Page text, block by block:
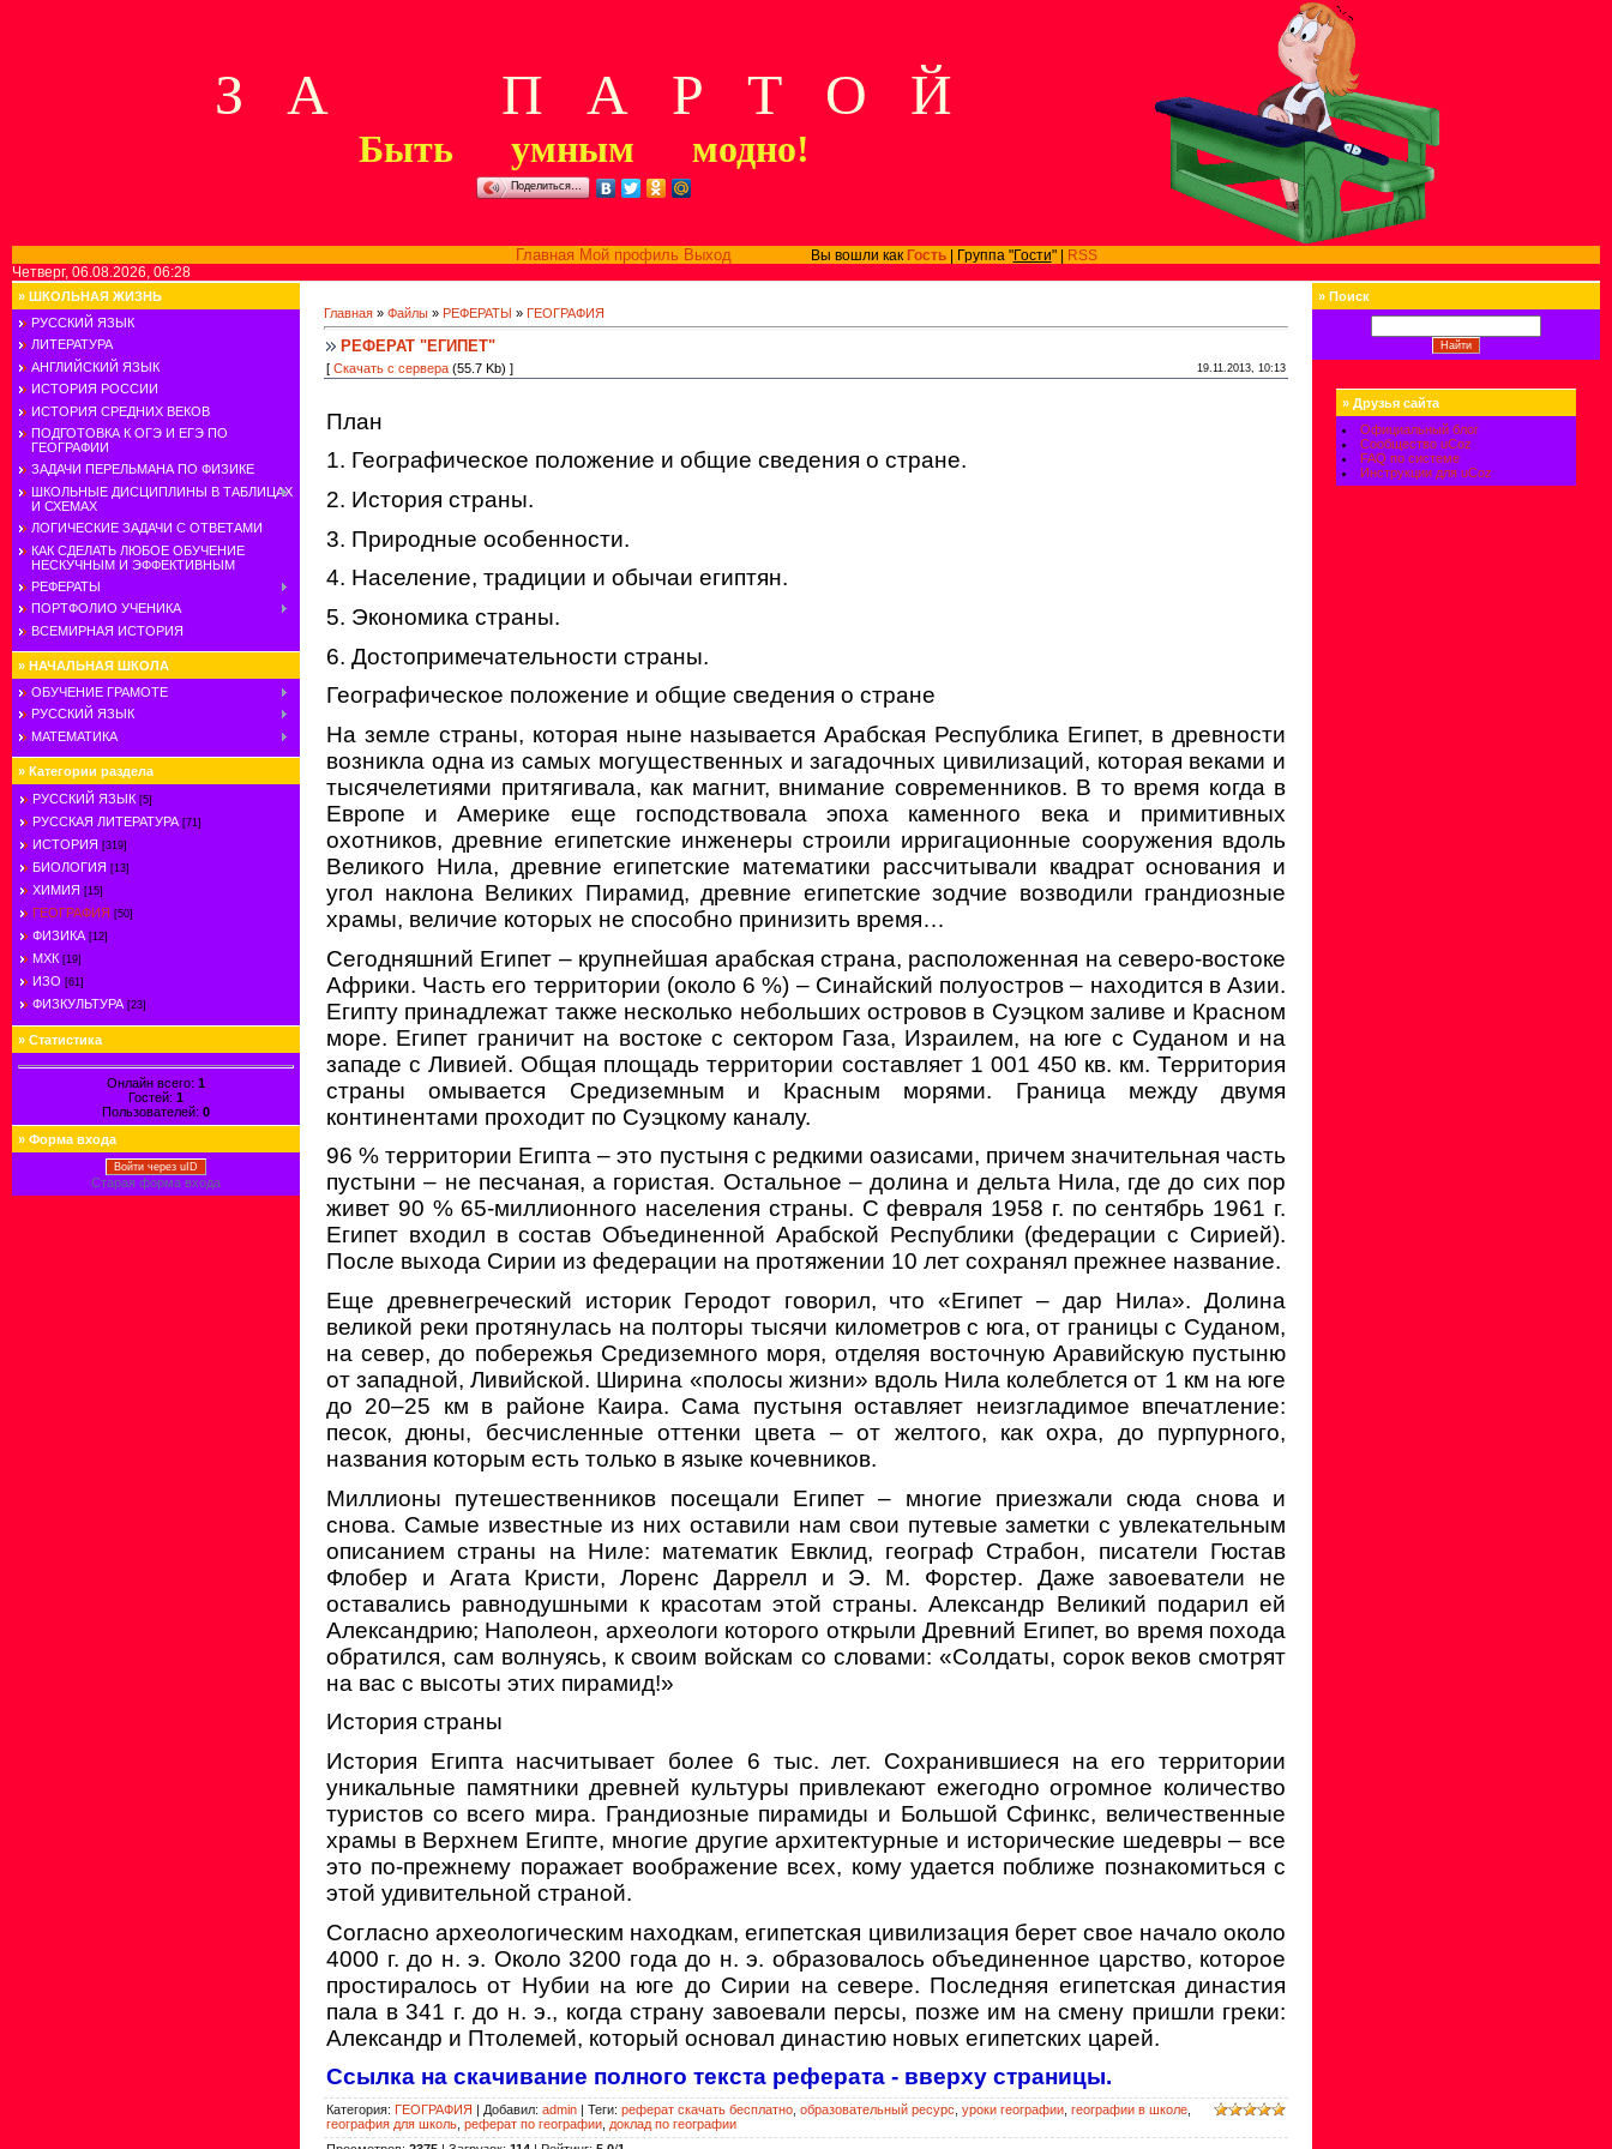
З А П А Р Т О Й
Быть умным модно!
Поделиться…
Главная Мой профиль ВыходВы вошли как Гость| Группа "Гости" |
RSS
Четверг, 06.08.2026, 06:28
» ШКОЛЬНАЯ ЖИЗНЬ
РУССКИЙ ЯЗЫК
ЛИТЕРАТУРА
АНГЛИЙСКИЙ ЯЗЫК
ИСТОРИЯ РОССИИ
ИСТОРИЯ СРЕДНИХ ВЕКОВ
ПОДГОТОВКА К ОГЭ И ЕГЭ ПО
ГЕОГРАФИИ
ЗАДАЧИ ПЕРЕЛЬМАНА ПО ФИЗИКЕ
ШКОЛЬНЫЕ ДИСЦИПЛИНЫ В ТАБЛИЦАХ
И СХЕМАХ
ЛОГИЧЕСКИЕ ЗАДАЧИ С ОТВЕТАМИ
КАК СДЕЛАТЬ ЛЮБОЕ ОБУЧЕНИЕ
НЕСКУЧНЫМ И ЭФФЕКТИВНЫМ
РЕФЕРАТЫ
ПОРТФОЛИО УЧЕНИКА
ВСЕМИРНАЯ ИСТОРИЯ
» НАЧАЛЬНАЯ ШКОЛА
ОБУЧЕНИЕ ГРАМОТЕ
РУССКИЙ ЯЗЫК
МАТЕМАТИКА
» Категории раздела
РУССКИЙ ЯЗЫК [5]
РУССКАЯ ЛИТЕРАТУРА [71]
ИСТОРИЯ [319]
БИОЛОГИЯ [13]
ХИМИЯ [15]
ГЕОГРАФИЯ [50]
ФИЗИКА [12]
МХК [19]
ИЗО [61]
ФИЗКУЛЬТУРА [23]
» Статистика
Онлайн всего: 1
Гостей: 1
Пользователей: 0
» Форма входа
Войти через uID
Старая форма входа
Главная » Файлы » РЕФЕРАТЫ » ГЕОГРАФИЯ
РЕФЕРАТ "ЕГИПЕТ"
[ Скачать с сервера (55.7 Kb) ] 19.11.2013, 10:13
План
1. Географическое положение и общие сведения о стране.
2. История страны.
3. Природные особенности.
4. Население, традиции и обычаи египтян.
5. Экономика страны.
6. Достопримечательности страны.
Географическое положение и общие сведения о стране
На земле страны, которая ныне называется Арабская Республика Египет, в древности
возникла одна из самых могущественных и загадочных цивилизаций, которая веками и
тысячелетиями притягивала, как магнит, внимание современников. В то время когда в
Европе и Америке еще господствовала эпоха каменного века и примитивных
охотников, древние египетские инженеры строили ирригационные сооружения вдоль
Великого Нила, древние египетские математики рассчитывали квадрат основания и
угол наклона Великих Пирамид, древние египетские зодчие возводили грандиозные
храмы, величие которых не способно принизить время…
Сегодняшний Египет – крупнейшая арабская страна, расположенная на северо-востоке
Африки. Часть его территории (около 6 %) – Синайский полуостров – находится в Азии.
Египту принадлежат также несколько небольших островов в Суэцком заливе и Красном
море. Египет граничит на востоке с сектором Газа, Израилем, на юге с Суданом и на
западе с Ливией. Общая площадь территории составляет 1 001 450 кв. км. Территория
страны омывается Средиземным и Красным морями. Граница между двумя
континентами проходит по Суэцкому каналу.
96 % территории Египта – это пустыня с редкими оазисами, причем значительная часть
пустыни – не песчаная, а гористая. Остальное – долина и дельта Нила, где до сих пор
живет 90 % 65-миллионного населения страны. С февраля 1958 г. по сентябрь 1961 г.
Египет входил в состав Объединенной Арабской Республики (федерации с Сирией).
После выхода Сирии из федерации на протяжении 10 лет сохранял прежнее название.
Еще древнегреческий историк Геродот говорил, что «Египет – дар Нила». Долина
великой реки протянулась на полторы тысячи километров с юга, от границы с Суданом,
на север, до побережья Средиземного моря, отделяя восточную Аравийскую пустыню
от западной, Ливийской. Ширина «полосы жизни» вдоль Нила колеблется от 1 км на юге
до 20–25 км в районе Каира. Сама пустыня оставляет неизгладимое впечатление:
песок, дюны, бесчисленные оттенки цвета – от желтого, как охра, до пурпурного,
названия которым есть только в языке кочевников.
Миллионы путешественников посещали Египет – многие приезжали сюда снова и
снова. Самые известные из них оставили нам свои путевые заметки с увлекательным
описанием страны на Ниле: математик Евклид, географ Страбон, писатели Гюстав
Флобер и Агата Кристи, Лоренс Даррелл и Э. М. Форстер. Даже завоеватели не
оставались равнодушными к красотам этой страны. Александр Великий подарил ей
Александрию; Наполеон, археологи которого открыли Древний Египет, во время похода
обратился, сам волнуясь, к своим войскам со словами: «Солдаты, сорок веков смотрят
на вас с высоты этих пирамид!»
История страны
История Египта насчитывает более 6 тыс. лет. Сохранившиеся на его территории
уникальные памятники древней культуры привлекают ежегодно огромное количество
туристов со всего мира. Грандиозные пирамиды и Большой Сфинкс, величественные
храмы в Верхнем Египте, многие другие архитектурные и исторические шедевры – все
это по-прежнему поражает воображение всех, кому удается поближе познакомиться с
этой удивительной страной.
Согласно археологическим находкам, египетская цивилизация берет свое начало около
4000 г. до н. э. Около 3200 года до н. э. образовалось объединенное царство, которое
простиралось от Нубии на юге до Сирии на севере. Последняя египетская династия
пала в 341 г. до н. э., когда страну завоевали персы, позже им на смену пришли греки:
Александр и Птолемей, который основал династию новых египетских царей.
Ссылка на скачивание полного текста реферата - вверху страницы.
Категория: ГЕОГРАФИЯ | Добавил: admin | Теги: реферат скачать бесплатно образовательный ресурс уроки географии географии в школе
география для школь реферат по географии доклад по географии
» Поиск
» Друзья сайта
Официальный блог
Сообщество uCoz
FAQ по системе
Инструкции для uCoz